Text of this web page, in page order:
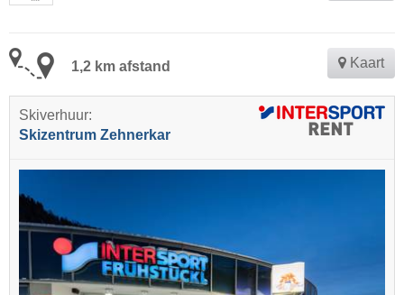
1,2 km afstand Kaart
Skiverhuur:
Skizentrum Zehnerkar